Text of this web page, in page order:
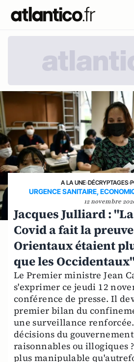
A LA UNE›DÉCRYPTAGES›
URGENCE SANITAIRE,
12 novembre
Jacques Julliard :
Covid a fait la
Orientaux étaient
que les
Le Premier ministre Jean
s'exprimer ce jeudi 12
conférence de presse. Il
premier bilan du
une surveillance
décisions du
raisonnables ou illogiques
plus manipulable